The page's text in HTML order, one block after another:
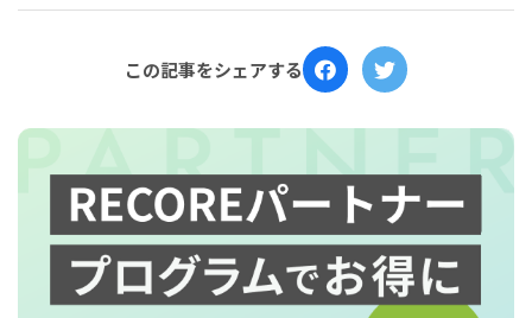
この記事をシェアする